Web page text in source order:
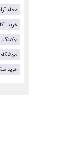
مجله
خرید
بوکینگ
خرید